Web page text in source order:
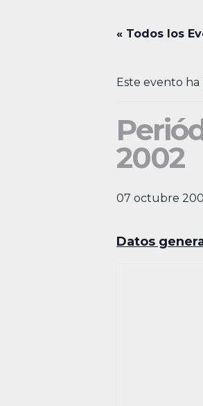
« Todos los
Este evento ha
2002
07 octubre
Datos